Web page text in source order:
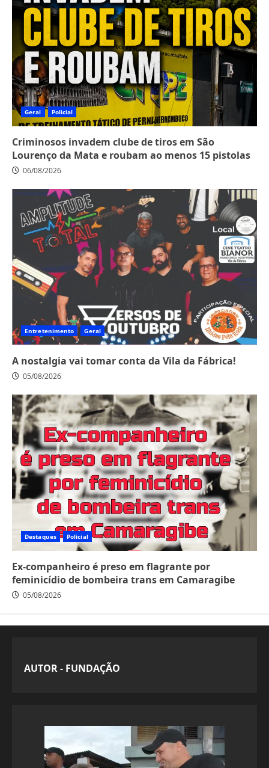
Geral Policial
Criminosos invadem clube de tiros em São
Lourenço da Mata e roubam ao menos 15 pistolas
06/08/2026
Entretenimento Geral
A nostalgia vai tomar conta da Vila da Fábrica!
05/08/2026
Destaques Policial
Ex-companheiro é preso em flagrante por
feminicídio de bombeira trans em Camaragibe
05/08/2026
AUTOR - FUNDAÇÃO